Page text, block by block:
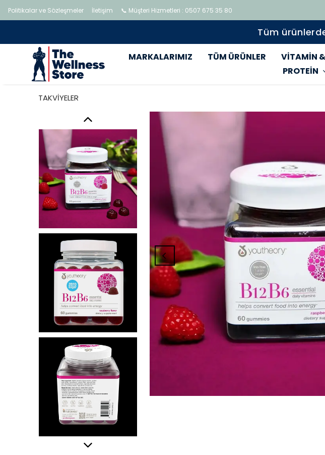
Politikalar ve Sözleşmeler İletişim 📞 Müşteri Hizmetleri : 0507 675 35 80
Tüm
MARKALARIMIZ TÜM ÜRÜNLER VİTAMİN
PROTEİN
TAKVİYELER